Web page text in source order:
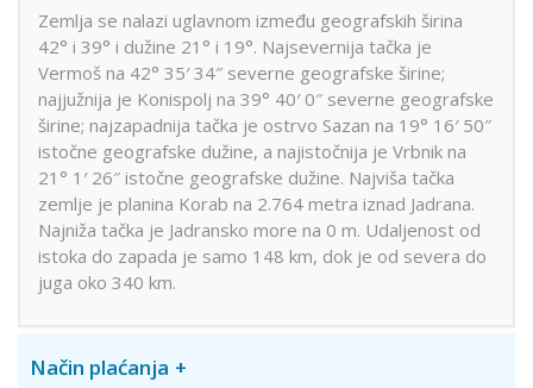
Zemlja se nalazi uglavnom između geografskih širina
42° i 39° i dužine 21° i 19°. Najsevernija tačka je
Vermoš na 42° 35′ 34″ severne geografske širine;
najjužnija je Konispolj na 39° 40′ 0″ severne geografske
širine; najzapadnija tačka je ostrvo Sazan na 19° 16′ 50″
istočne geografske dužine, a najistočnija je Vrbnik na
21° 1′ 26″ istočne geografske dužine. Najviša tačka
zemlje je planina Korab na 2.764 metra iznad Jadrana.
Najniža tačka je Jadransko more na 0 m. Udaljenost od
istoka do zapada je samo 148 km, dok je od severa do
juga oko 340 km.
Način plaćanja